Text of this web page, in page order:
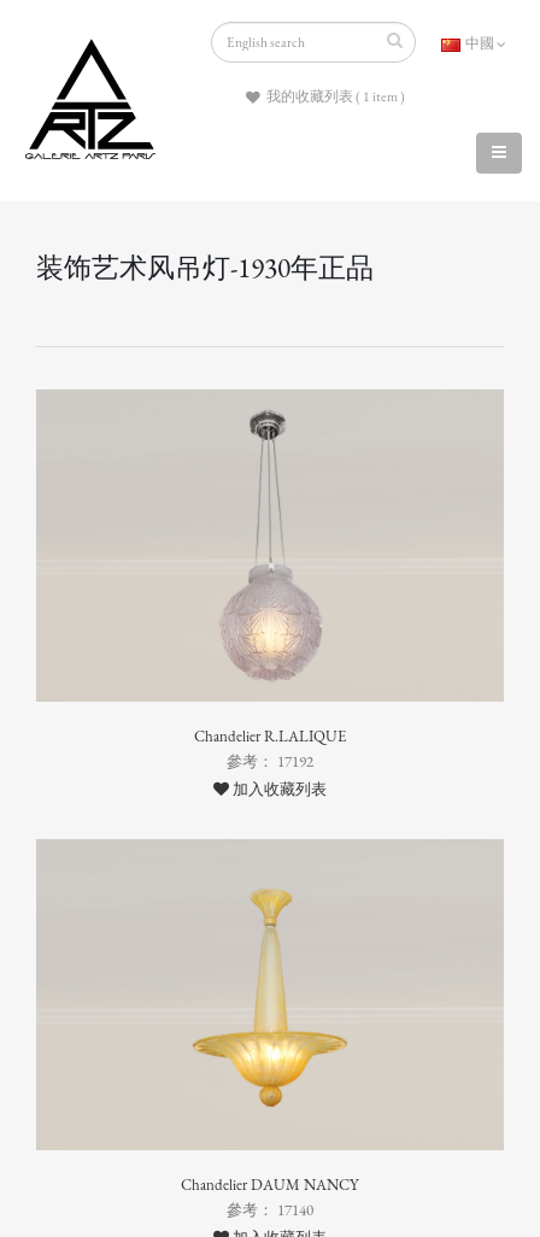
中國
我的收藏列表 ( 1 item )
装饰艺术风吊灯-1930年正品
Chandelier R.LALIQUE
參考： 17192
加入收藏列表
Chandelier DAUM NANCY
參考： 17140